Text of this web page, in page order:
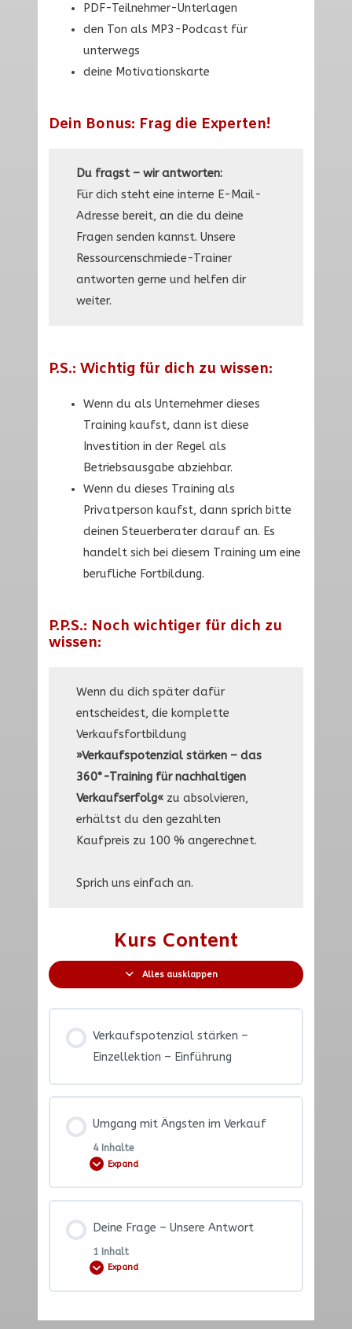
PDF-Teilnehmer-Unterlagen
den Ton als MP3-Podcast für
unterwegs
deine Motivationskarte
Dein Bonus: Frag die Experten!
Du fragst – wir antworten:
Für dich steht eine interne E-Mail-
Adresse bereit, an die du deine
Fragen senden kannst. Unsere
Ressourcenschmiede-Trainer
antworten gerne und helfen dir
weiter.
P.S.: Wichtig für dich zu wissen:
Wenn du als Unternehmer dieses
Training kaufst, dann ist diese
Investition in der Regel als
Betriebsausgabe abziehbar.
Wenn du dieses Training als
Privatperson kaufst, dann sprich bitte
deinen Steuerberater darauf an. Es
handelt sich bei diesem Training um eine
berufliche Fortbildung.
P.P.S.: Noch wichtiger für dich zu
wissen:
Wenn du dich später dafür
entscheidest, die komplette
Verkaufsfortbildung
»Verkaufspotenzial stärken – das
360°-Training für nachhaltigen
Verkaufserfolg« zu absolvieren,
erhältst du den gezahlten
Kaufpreis zu 100 % angerechnet.
Sprich uns einfach an.
Kurs Content
Alles ausklappen
Verkaufspotenzial stärken –
Einzellektion – Einführung
Umgang mit Ängsten im Verkauf
4 Inhalte
Expand
Deine Frage – Unsere Antwort
1 Inhalt
Expand
Lektion Content